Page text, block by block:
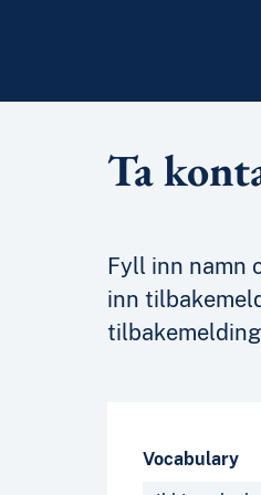
Ta
Fyll inn namn
inn
Vocabulary